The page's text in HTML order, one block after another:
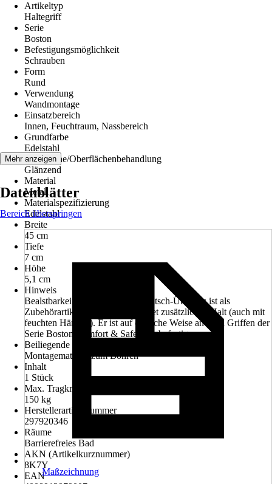
Artikeltyp
Haltegriff
Serie
Boston
Befestigungsmöglichkeit
Schrauben
Form
Rund
Verwendung
Wandmontage
Einsatzbereich
Innen, Feuchtraum, Nassbereich
Grundfarbe
Edelstahl
Oberfläche/Oberflächenbehandlung
Glänzend
Material
Metall
Materialspezifizierung
Edelstahl
Breite
45 cm
Tiefe
7 cm
Höhe
5,1 cm
Hinweis
Bealstbarkeit 150 kg, Ein Anti-Rutsch-Überzug ist als
Zubehörartikel erhältlich und bietet zusätzlichen Halt (auch mit
feuchten Händen). Er ist auf einfache Weise an allen Griffen der
Serie Boston Comfort & Safety zu befestigen.
Beiliegende Befestigung
Montagematerial zum Bohren
Inhalt
1 Stück
Max. Tragkraft
150 kg
Herstellerartikelnummer
297920346
Räume
Barrierefreies Bad
AKN (Artikelkurznummer)
8K7Y
EAN
Mehr anzeigen
Datenblätter
Bereich überspringen
Maßzeichnung